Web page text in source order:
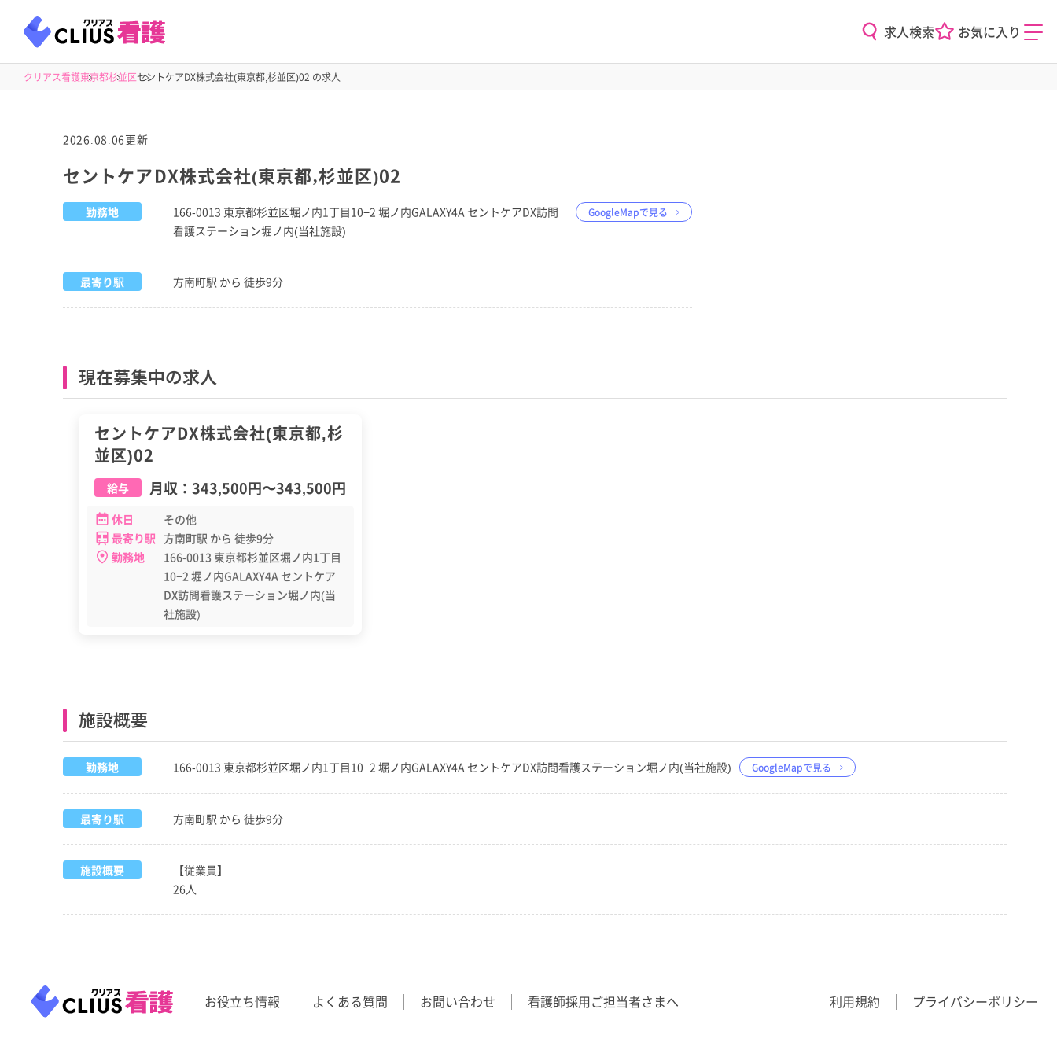
求人検索 お気に入り
クリアス看護東京都杉並区セントケアDX株式会社(東京都,杉並区)02 の求人
2026.08.06更新
セントケアDX株式会社(東京都,杉並区)02
勤務地
166-0013 東京都杉並区堀ノ内1丁目10−2 堀ノ内GALAXY4A セントケアDX訪問
看護ステーション堀ノ内(当社施設)
GoogleMapで見る
最寄り駅 方南町駅 から 徒歩9分
現在募集中の求人
セントケアDX株式会社(東京都,杉
並区)02
給与 月収： 343,500円〜343,500円
休日
その他
最寄り駅 方南町駅 から 徒歩9分
勤務地
166-0013 東京都杉並区堀ノ内1丁目
10−2 堀ノ内GALAXY4A セントケア
DX訪問看護ステーション堀ノ内(当
社施設)
施設概要
勤務地 166-0013 東京都杉並区堀ノ内1丁目10−2 堀ノ内GALAXY4A セントケアDX訪問看護ステーション堀ノ内(当社施設) GoogleMapで見る
最寄り駅 方南町駅 から 徒歩9分
施設概要
【従業員】
26人
お役立ち情報 よくある質問 お問い合わせ 看護師採用ご担当者さまへ 利用規約 プライバシーポリシー